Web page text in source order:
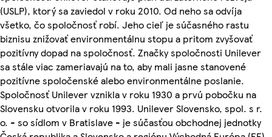
(USLP), ktorý sa zaviedol v roku 2010. Od neho sa odvíja
všetko, čo spoločnosť robí. Jeho cieľ je súčasného rastu
biznisu znižovať environmentálnu stopu a pritom zvyšovať
pozitívny dopad na spoločnosť. Značky spoločnosti Unilever
sa stále viac zameriavajú na to, aby mali jasne stanovené
pozitívne spoločenské alebo environmentálne poslanie.
Spoločnosť Unilever vznikla v roku 1930 a prvú pobočku na
Slovensku otvorila v roku 1993. Unilever Slovensko, spol. s r.
o. - so sídlom v Bratislave - je súčasťou obchodnej jednotky